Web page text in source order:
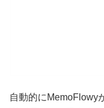
自動的にMemoFlowy